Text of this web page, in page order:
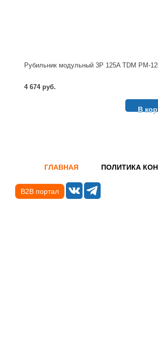
Рубильник модульный 3P 125A TDM РМ-
4 674 руб.
В
ГЛАВНАЯ ПОЛИТИКА
B2B портал